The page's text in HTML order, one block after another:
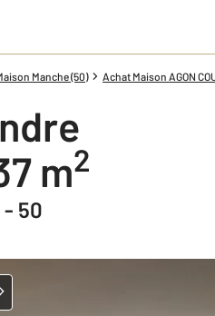
Manche (50) Achat Maison AGON
m2
- 50